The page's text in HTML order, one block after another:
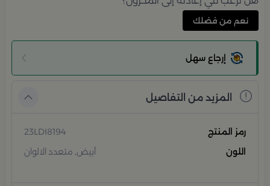
نعم من فضلك
إرجاع سهل
المزيد من التفاصيل
رمز المنتج
23LDI8194
اللون
أبيض, متعدد الالوان